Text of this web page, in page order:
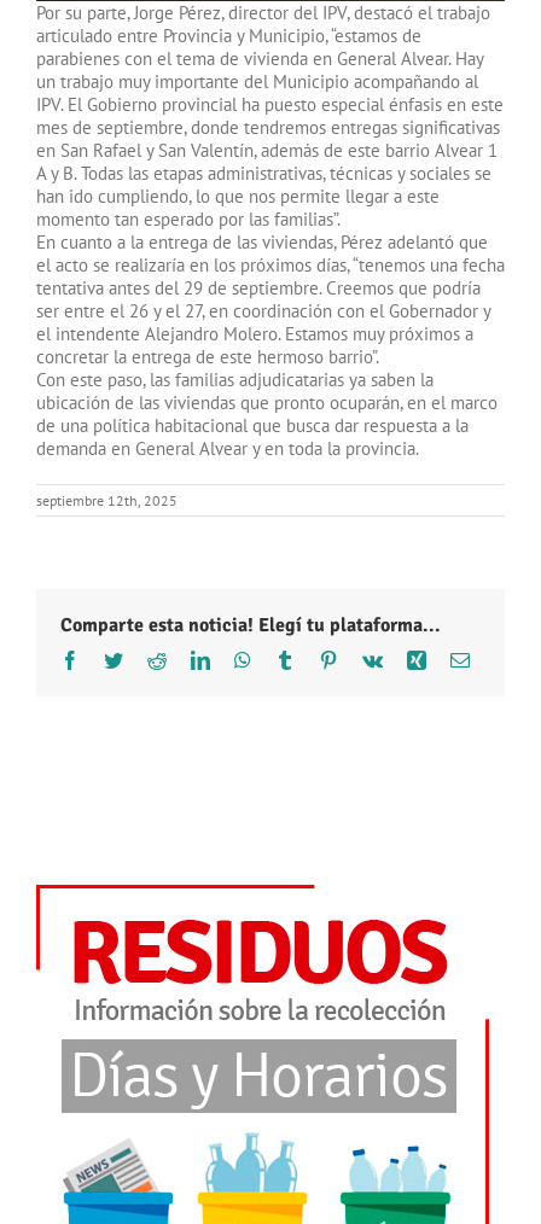
Por su parte, Jorge Pérez, director del IPV, destacó el trabajo
articulado entre Provincia y Municipio, “estamos de
parabienes con el tema de vivienda en General Alvear. Hay
un trabajo muy importante del Municipio acompañando al
IPV. El Gobierno provincial ha puesto especial énfasis en este
mes de septiembre, donde tendremos entregas significativas
en San Rafael y San Valentín, además de este barrio Alvear 1
A y B. Todas las etapas administrativas, técnicas y sociales se
han ido cumpliendo, lo que nos permite llegar a este
momento tan esperado por las familias”.
En cuanto a la entrega de las viviendas, Pérez adelantó que
el acto se realizaría en los próximos días, “tenemos una fecha
tentativa antes del 29 de septiembre. Creemos que podría
ser entre el 26 y el 27, en coordinación con el Gobernador y
el intendente Alejandro Molero. Estamos muy próximos a
concretar la entrega de este hermoso barrio”.
Con este paso, las familias adjudicatarias ya saben la
ubicación de las viviendas que pronto ocuparán, en el marco
de una política habitacional que busca dar respuesta a la
demanda en General Alvear y en toda la provincia.
septiembre 12th, 2025
Comparte esta noticia! Elegí tu plataforma...
Facebook
TwitterRedditLinkedInWhatsApp
Tumblr Pinterest
Vk Xing Correo